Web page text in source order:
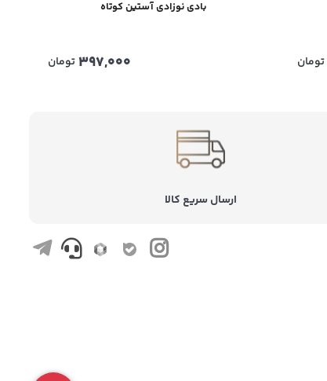
تومان
بادی نوزادی آستین کوتاه
397,000تومان
ارسال سریع کالا